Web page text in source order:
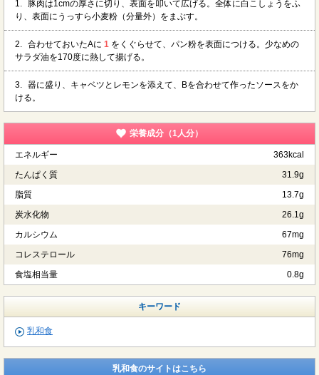
1.
豚肉は1cmの厚さに切り、表面を叩いて広げる。全体に白こしょうをふ
り、表面にうっすら小麦粉（分量外）をまぶす。
2. 合わせておいたAに 1 をくぐらせて、パン粉を表面につける。少なめの
サラダ油を170度に熱して揚げる。
3. 器に盛り、キャベツとレモンを添えて、Bを合わせて作ったソースをか
ける。
栄養成分（1人分）
エネルギー
363kcal
たんぱく質
31.9g
脂質
13.7g
炭水化物
26.1g
カルシウム
67mg
コレステロール
76mg
食塩相当量
0.8g
キーワード
乳和食
乳和食のサイトはこちら